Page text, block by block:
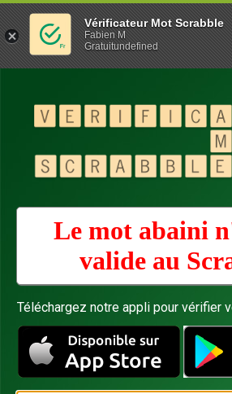
Le mot abaini
valide au
Téléchargez notre appli pour vérifier
Vérificateur Mot Scrabble
Fabien M
Gratuitundefined